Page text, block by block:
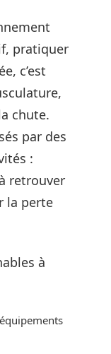
pratiquer
c’est
chute.
par des
:
retrouver
la perte
à